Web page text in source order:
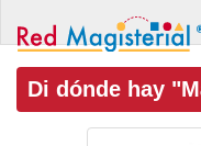
Di dónde hay